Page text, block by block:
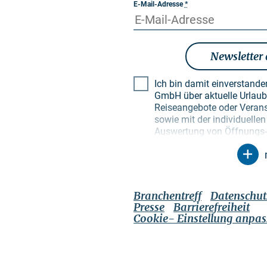
E-Mail-Adresse*
Ich bin damit
GmbH über aktuelle Urlaubsthemen, besondere
Reiseangebote oder
sowie mit der
Auswertung von
Empfängerprofilen zu
Newsletter. Meine Daten
Zweck genutzt.
Einwilligung jederzeit mit
widerrufen kann. Dies
jeweiligen Newsletter tun
genannten
Branchentreff
Presse
Barrierefreiheit
Cookie- Einstellung